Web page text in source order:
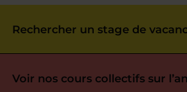
Rechercher un stage de
Voir nos cours collectifs sur